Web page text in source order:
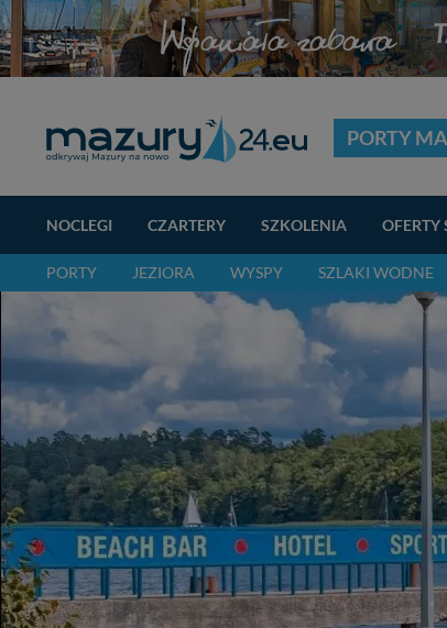
PORTY
NOCLEGI CZARTERY SZKOLENIA OFERTY
PORTY JEZIORA WYSPY SZLAKI WODNE